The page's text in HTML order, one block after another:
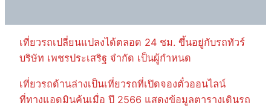
เที่ยวรถเปลี่ยนแปลงได้ตลอด 24 ชม. ขึ้นอยู่กับรถทัวร์
บริษัท เพชรประเสริฐ จำกัด เป็นผู้กำหนด
เที่ยวรถด้านล่างเป็นเที่ยวรถที่เปิดจองตั๋วออนไลน์
ที่ทางแอดมินค้นเมื่อ ปี 2566 แสดงข้อมูลตารางเดินรถ